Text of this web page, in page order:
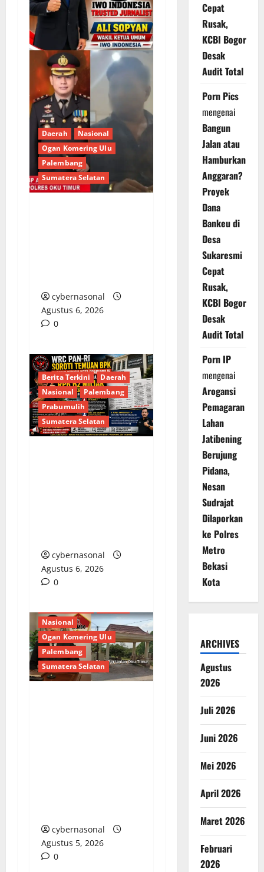
Daerah
Nasional
Ogan Komering Ulu
Palembang
Sumatera Selatan
cybernasonal
Agustus 6, 2026
0
Berita Terkini
Daerah
Nasional
Palembang
Prabumulih
Sumatera Selatan
cybernasonal
Agustus 6, 2026
0
Nasional
Ogan Komering Ulu
Palembang
Sumatera Selatan
cybernasonal
Agustus 5, 2026
0
Cepat
Rusak,
KCBI Bogor
Desak
Audit Total
Porn Pics
mengenai
Bangun
Jalan atau
Hamburkan
Anggaran?
Proyek
Dana
Bankeu di
Desa
Sukaresmi
Cepat
Rusak,
KCBI Bogor
Desak
Audit Total
Porn IP
mengenai
Arogansi
Pemagaran
Lahan
Jatibening
Berujung
Pidana,
Nesan
Sudrajat
Dilaporkan
ke Polres
Metro
Bekasi
Kota
ARCHIVES
Agustus
2026
Juli 2026
Juni 2026
Mei 2026
April 2026
Maret 2026
Februari
2026